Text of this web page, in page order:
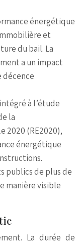
énergétique
et
du bail. La
a un impact
décence
à l’étude
la
2020 (RE2020),
énergétique
publics de plus de
manière visible
La durée de